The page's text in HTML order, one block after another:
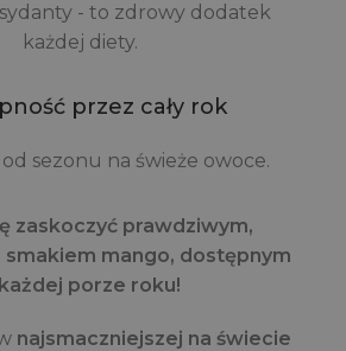
- to zdrowy dodatek
każdej diety.
przez cały rok
sezonu na świeże owoce.
zaskoczyć prawdziwym,
mango, dostępnym
porze roku!
najsmaczniejszej na świecie